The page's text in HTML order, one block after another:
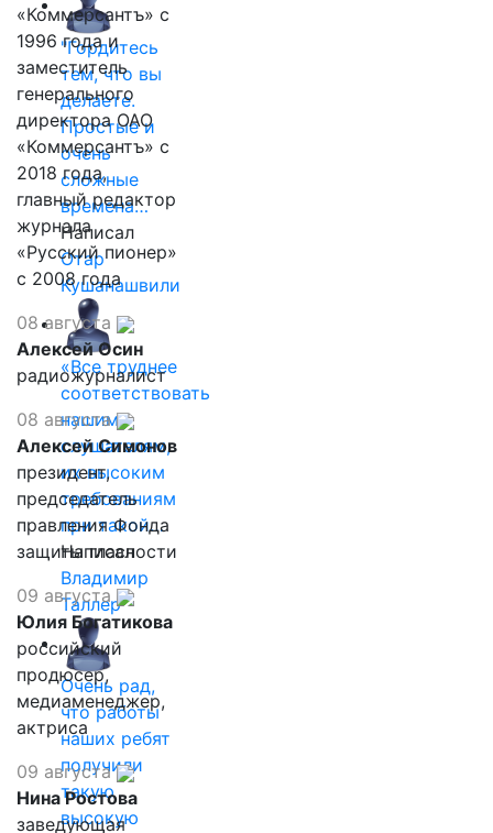
"Гордитесь
тем, что вы
делаете.
Простые и
очень
сложные
времена…
Написал
Отар
Кушанашвили
«Все труднее
соответствовать
нашим
слушателям,
их высоким
требованиям
при такой…
Написал
Владимир
Таллер
Очень рад,
что работы
наших ребят
получили
такую
высокую
«Коммерсантъ» с
1996 года и
заместитель
генерального
директора ОАО
«Коммерсантъ» с
2018 года,
главный редактор
журнала
«Русский пионер»
с 2008 года
08 августа
Алексей Осин
радиожурналист
08 августа
Алексей Симонов
президент,
председатель
правления Фонда
защиты гласности
09 августа
Юлия Богатикова
российский
продюсер,
медиаменеджер,
актриса
09 августа
Нина Ростова
заведующая